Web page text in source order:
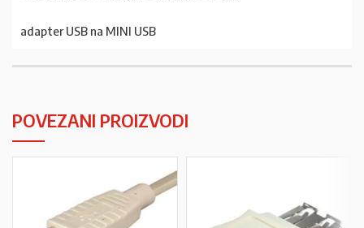
adapter USB na MINI USB
POVEZANI PROIZVODI